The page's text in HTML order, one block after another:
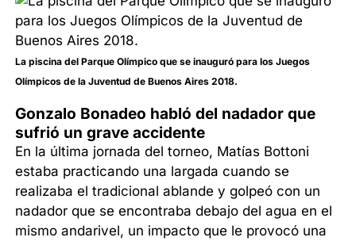
La piscina del Parque Olímpico que se inauguró para los Juegos
Olímpicos de la Juventud de Buenos Aires 2018.
Gonzalo Bonadeo habló del nadador que
sufrió un grave accidente
En la última jornada del torneo, Matías Bottoni
estaba practicando una largada cuando se
realizaba el tradicional ablande y golpeó con un
nadador que se encontraba debajo del agua en el
mismo andarivel, un impacto que le provocó una